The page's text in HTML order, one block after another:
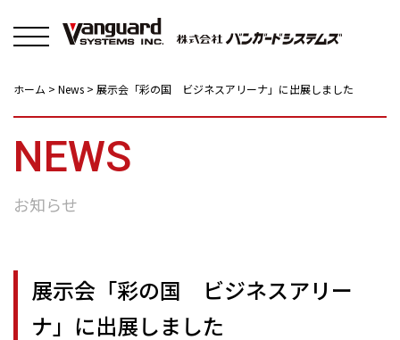
Solutions About
ホーム > News > 展示会「彩の国 ビジネスアリーナ」に出展しました
NEWS
お知らせ
展示会「彩の国 ビジネスアリー
ナ」に出展しました